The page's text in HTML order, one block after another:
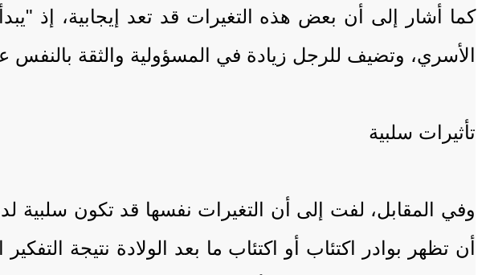
كما أشار إلى أن بعض هذه التغيرات قد تعد إيجابية، إذ
الأسري، وتضيف للرجل زيادة في المسؤولية والثقة بالنفس
تأثيرات سلبية
وفي المقابل، لفت إلى أن التغيرات نفسها قد تكون
أن تظهر بوادر اكتئاب أو اكتئاب ما بعد الولادة نتيجة